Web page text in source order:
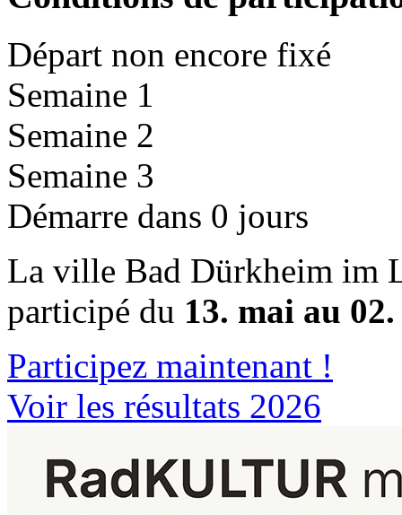
Départ non encore fixé
Semaine 1
Semaine 2
Semaine 3
Démarre dans 0 jours
La ville Bad Dürkheim im
participé du 13. mai au
Participez maintenant !
Voir les résultats 2026